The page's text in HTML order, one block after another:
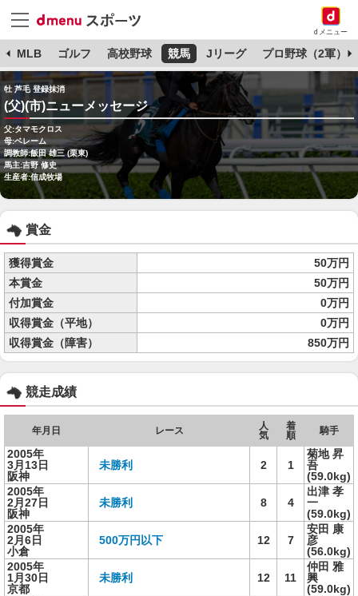
dメニュー
MLB ゴルフ 高校野球 競馬 Jリーグ プロ野球（2軍）
牡 芦毛 登録抹消
(父)(市)ニューメッセージ
父:タマモクロス
母:ベレーム
調教師:飯田 雄三 (栗東)
馬主:吉野 修史
生産者:信成牧場
賞金
獲得賞金
50万円
本賞金
50万円
付加賞金
0万円
収得賞金（平地）
0万円
収得賞金（障害）
850万円
競走成績
年月日 レース
人
気
着
順
騎手
2005年
3月13日
阪神
未勝利 2 1
菊地 昇
吾
(59.0kg)
2005年
2月27日
阪神
未勝利 8 4
出津 孝
一
(59.0kg)
2005年
2月6日
小倉
500万円以下 12 7
安田 康
彦
(56.0kg)
2005年
1月30日
京都
未勝利 12 11
仲田 雅
興
(59.0kg)